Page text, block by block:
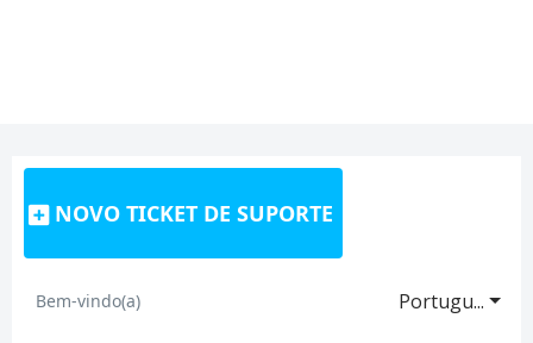
NOVO TICKET DE SUPORTE
Portugu...
Bem-vindo(a)